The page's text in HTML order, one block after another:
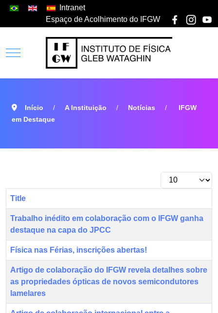
Intranet
Espaço de Acolhimento do IFGW
Início A Instituição Notícias
IFGW
em Destaque
Title
Trabalho inédito em colaboração com o IFGW ganha
destaque na capa do JPCC
Física nas Férias, inscrições abertas!
Artigo de colaboração do IFGW revela detalhes sobre
as propriedades ópticas de novos semicondutores
lamelares